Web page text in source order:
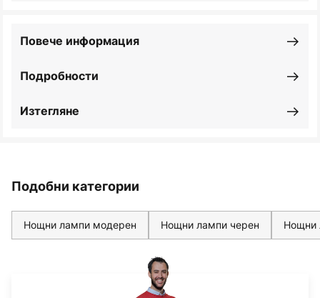
Подробности
Повече информация
Изтегляне
Подобни категории
Нощни лампи модерен Нощни лампи черен Нощни